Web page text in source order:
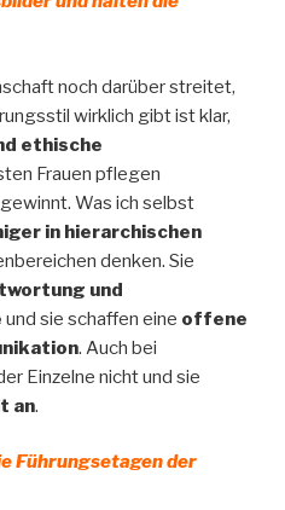
noch darüber streitet,
wirklich gibt ist klar,
ethische
Frauen pflegen
Was ich selbst
in hierarchischen
denken. Sie
und
und sie schaffen eine offene
. Auch bei
Einzelne nicht und sie
an.
Führungsetagen der